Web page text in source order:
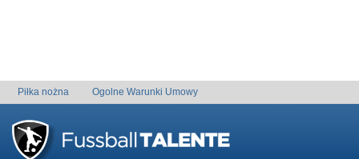
Piłka nożna Ogolne Warunki Umowy